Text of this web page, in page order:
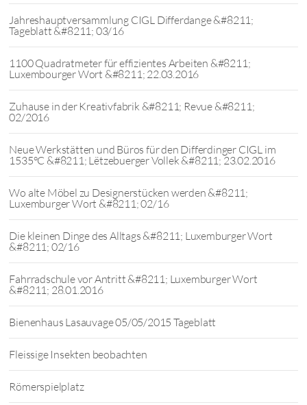
Jahreshauptversammlung CIGL Differdange &#8211;
Tageblatt &#8211; 03/16
1100 Quadratmeter für effizientes Arbeiten &#8211;
Luxembourger Wort &#8211; 22.03.2016
Zuhause in der Kreativfabrik &#8211; Revue &#8211;
02/2016
Neue Werkstätten und Büros für den Differdinger CIGL im
1535°C &#8211; Lëtzebuerger Vollek &#8211; 23.02.2016
Wo alte Möbel zu Designerstücken werden &#8211;
Luxemburger Wort &#8211; 02/16
Die kleinen Dinge des Alltags &#8211; Luxemburger Wort
&#8211; 02/16
Fahrradschule vor Antritt &#8211; Luxemburger Wort
&#8211; 28.01.2016
Bienenhaus Lasauvage 05/05/2015 Tageblatt
Fleissige Insekten beobachten
Römerspielplatz